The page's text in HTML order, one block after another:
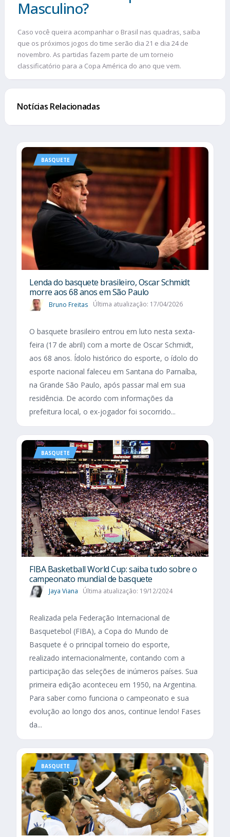
Masculino?
Caso você queira acompanhar o Brasil nas quadras, saiba
que os próximos jogos do time serão dia 21 e dia 24 de
novembro. As partidas fazem parte de um torneio
classificatório para a Copa América do ano que vem.
Notícias Relacionadas
BASQUETE
Lenda do basquete brasileiro, Oscar Schmidt
morre aos 68 anos em São Paulo
Bruno Freitas Última atualização: 17/04/2026
O basquete brasileiro entrou em luto nesta sexta-
feira (17 de abril) com a morte de Oscar Schmidt,
aos 68 anos. Ídolo histórico do esporte, o ídolo do
esporte nacional faleceu em Santana do Parnaíba,
na Grande São Paulo, após passar mal em sua
residência. De acordo com informações da
prefeitura local, o ex-jogador foi socorrido...
BASQUETE
FIBA Basketball World Cup: saiba tudo sobre o
campeonato mundial de basquete
Jaya Viana Última atualização: 19/12/2024
Realizada pela Federação Internacional de
Basquetebol (FIBA), a Copa do Mundo de
Basquete é o principal torneio do esporte,
realizado internacionalmente, contando com a
participação das seleções de inúmeros países. Sua
primeira edição aconteceu em 1950, na Argentina.
Para saber como funciona o campeonato e sua
evolução ao longo dos anos, continue lendo! Fases
da...
BASQUETE